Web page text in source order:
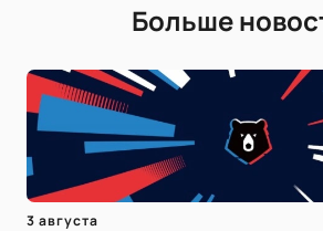
Больше
3 августа